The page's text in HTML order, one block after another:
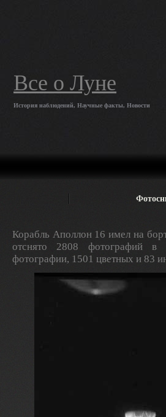
Все о Луне
История наблюдений, Научные факты, Новости
Корабль Аполлон 16 имел на
отснято 2808 фотографий
фотографии, 1501 цветных и 83